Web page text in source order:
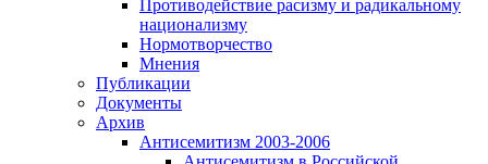
Противодействие расизму и радикальному
национализму
Нормотворчество
Мнения
Публикации
Документы
Архив
Антисемитизм 2003-2006